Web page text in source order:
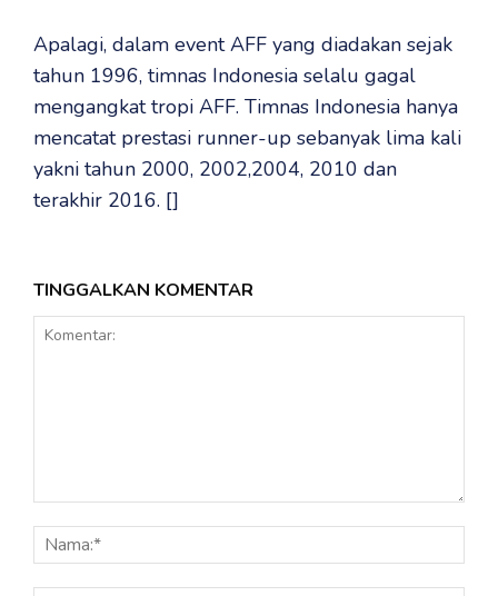
Apalagi, dalam event AFF yang diadakan sejak
tahun 1996, timnas Indonesia selalu gagal
mengangkat tropi AFF. Timnas Indonesia hanya
mencatat prestasi runner-up sebanyak lima kali
yakni tahun 2000, 2002,2004, 2010 dan
terakhir 2016. []
TINGGALKAN KOMENTAR